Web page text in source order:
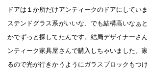
ドアは１か所だけアンティークのドアにしてい
ステンドグラス系がいいな、でも結構高いなぁ
かでずっと探してたんです。結局デザイナーさ
ンティーク家具屋さんで購入しちゃいました。
るので光が行きかうようにガラスブロックもつ